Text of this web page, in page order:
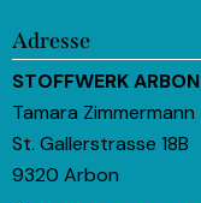
Adresse
STOFFWERK ARBON
Tamara Zimmermann
St. Gallerstrasse 18B
9320 Arbon